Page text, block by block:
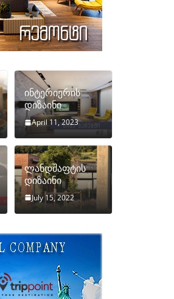
ინტერიერის
დიზაინი
April 11, 2023
ლანდშაფტის
დიზაინი
July 15, 2022